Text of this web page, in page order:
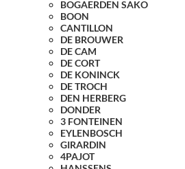
BOGAERDEN SAKO
BOON
CANTILLON
DE BROUWER
DE CAM
DE CORT
DE KONINCK
DE TROCH
DEN HERBERG
DONDER
3 FONTEINEN
EYLENBOSCH
GIRARDIN
4PAJOT